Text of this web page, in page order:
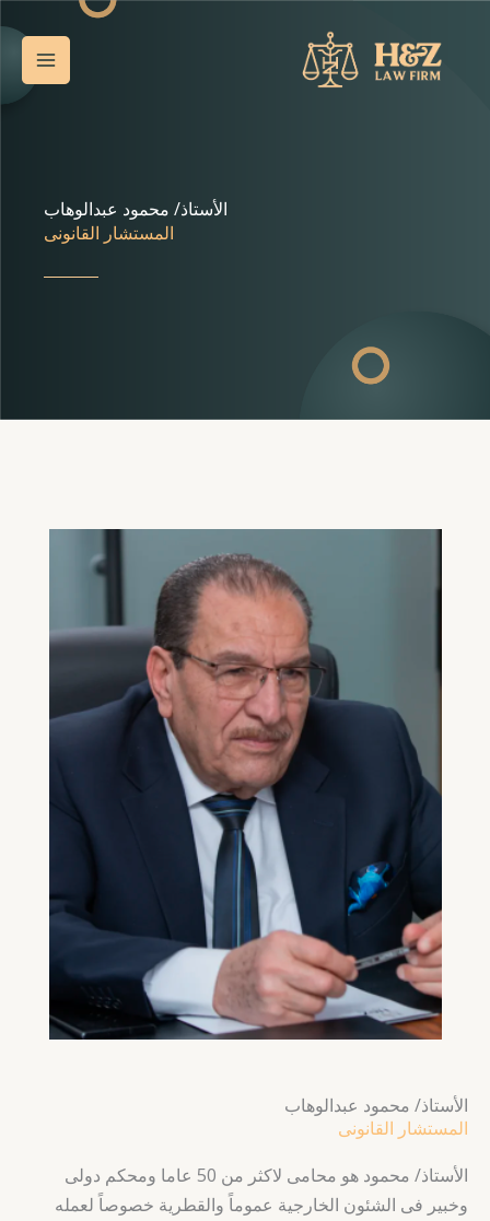
المحتوى
الأستاذ/ محمود عبدالوهاب
المستشار القانونى
الأستاذ/ محمود عبدالوهاب
المستشار القانونى
الأستاذ/ محمود هو
محامى لاكثر من 50 عاما ومحكم دولى
وخبير فى الشئون الخارجية عموماً والقطرية خصوصاً لعمله